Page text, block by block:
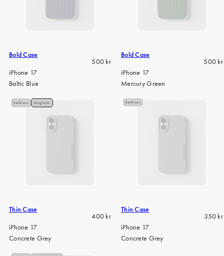
Bold Case
Regular
500 kr
iPhone 17
Baltic Blue
Bold Case
500 kr
iPhone 17
Mercury Green
Sold out MagSafe
Thin Case
Regular
400 kr
iPhone 17
Concrete Grey
Sold out
Thin Case
350 kr
iPhone 17
Concrete Grey